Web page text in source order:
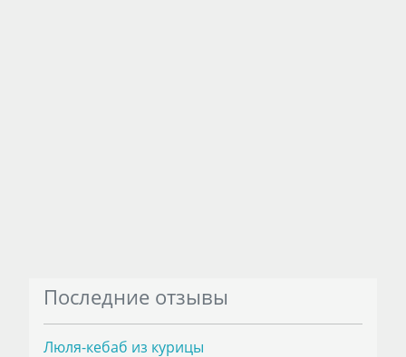
Последние отзывы
Люля-кебаб из курицы